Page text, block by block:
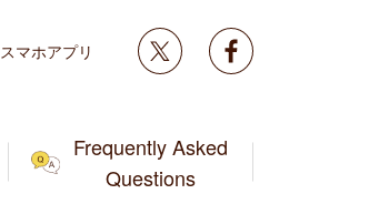
Frequently Asked
Questions
スマホアプリ Twitter